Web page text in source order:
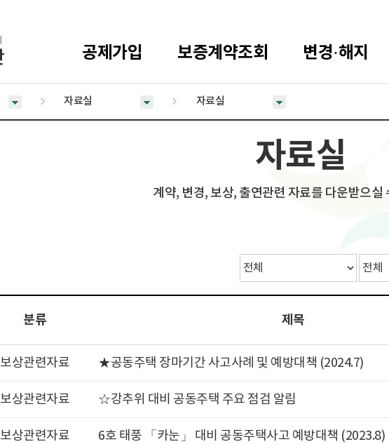
공제가입 보증계약조회 변경·해지
자료실 자료실
자료실
계약, 변경, 보상, 출연관련 자료를 다운받으실
분류 제목
보상관련자료 ★공동주택 장마기간 사고사례 및 예방대책 (2024.7)
보상관련자료 ☆강추위 대비 공동주택 주요 점검 알림
보상관련자료 6호 태풍 「카눈」 대비 공동주택사고 예방대책 (2023.8)